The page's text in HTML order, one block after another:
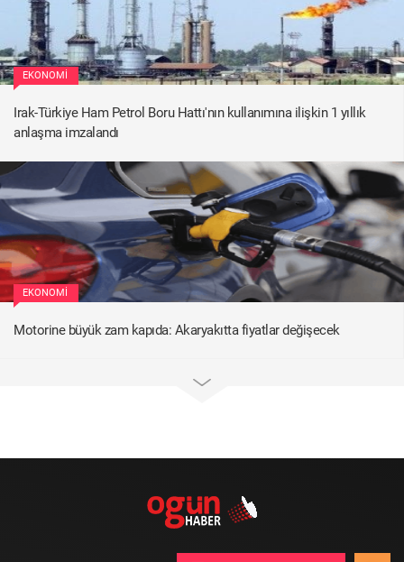
EKONOMI
Irak-Türkiye Ham Petrol Boru Hattı'nın kullanımına ilişkin 1 yıllık
anlaşma imzalandı
EKONOMI
Motorine büyük zam kapıda: Akaryakıtta fiyatlar değişecek